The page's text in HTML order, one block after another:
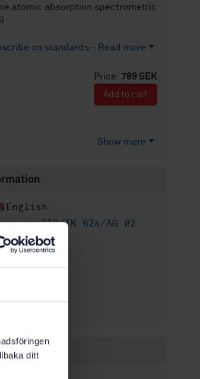
ditt
atomic absorption spectrometric
on standards - Read more
Price: 789 SEK
Add to cart
Show more
English
SIS/TK 624/AG 02
area